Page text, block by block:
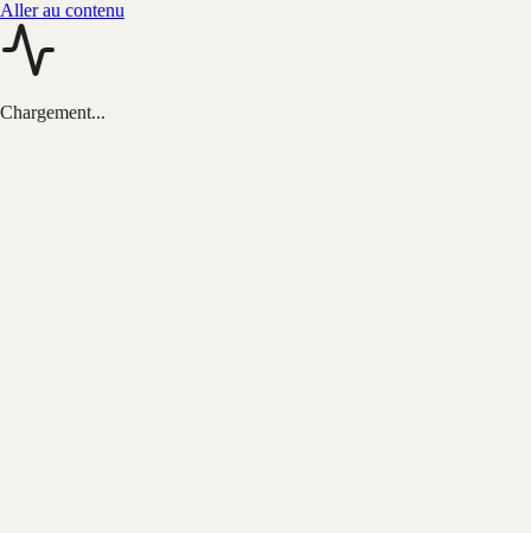
Aller au contenu
Chargement...